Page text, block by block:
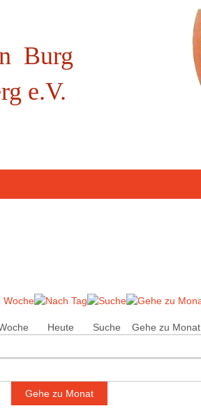
Burg
e.V.
Heute Suche Gehe zu Monat
Gehe zu Monat